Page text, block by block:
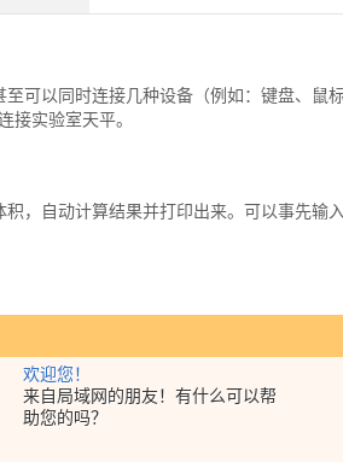
欢迎您！
来自局域网的朋友！有什么可以帮
助您的吗？
可以同时连接几种设备（例如：键盘、鼠
接实验室天平。
，自动计算结果并打印出来。可以事先输入
少以及预先设定的目标浓度，865 配液器
出来。